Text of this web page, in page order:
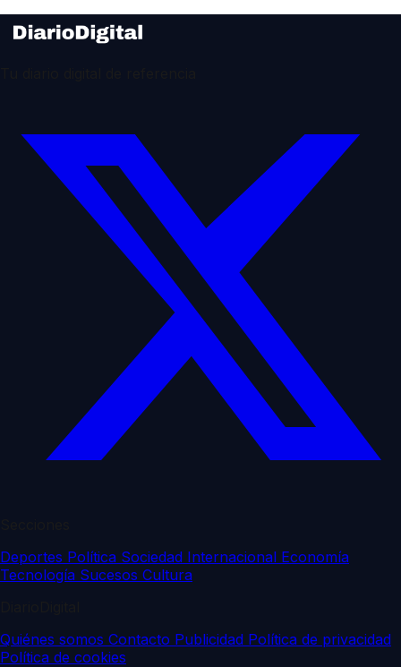
Deportes Política Sociedad Internacional Economía
Tecnología Sucesos Cultura
Quiénes somos Contacto Publicidad Política de privacidad
Política de cookies